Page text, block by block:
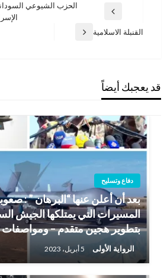
المقالة
السابقة
الحزب الشيوعي
المقالة
القنبلة الاسلامية
قد يعجبك أيضاً
دفاع وتسليح
بعد أن أعلن عنها “البرهان ” :
المسيرات التي يمتلكها الجيش
بتطوير هجين متقدم – ومواصفات
الرواية الأولى 5 أبريل، 2023